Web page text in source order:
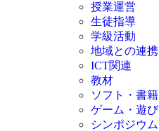
授業運営
生徒指導
学級活動
地域との連携
ICT関連
教材
ソフト・書籍
ゲーム・遊び
シンポジウム